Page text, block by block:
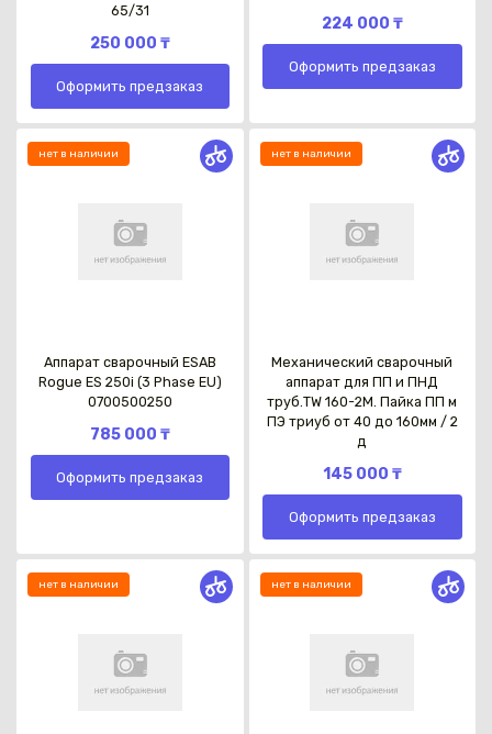
65/31
250 000 ₸
Оформить предзаказ
224 000 ₸
Оформить предзаказ
нет в наличии
Аппарат сварочный ESAB
Rogue ES 250i (3 Phase EU)
0700500250
785 000 ₸
Оформить предзаказ
нет в наличии
Механический сварочный
аппарат для ПП и ПНД
труб.TW 160-2M. Пайка ПП м
ПЭ триуб от 40 до 160мм / 2
д
145 000 ₸
Оформить предзаказ
нет в наличии нет в наличии